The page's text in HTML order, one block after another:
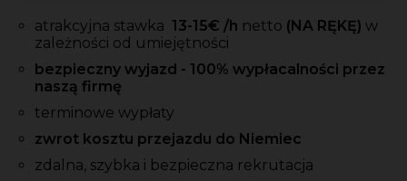
atrakcyjna stawka 13-15€ /h netto (NA RĘKĘ) w
zależności od umiejętności
bezpieczny wyjazd - 100% wypłacalności przez
naszą firmę
terminowe wypłaty
zwrot kosztu przejazdu do Niemiec
zdalna, szybka i bezpieczna rekrutacja